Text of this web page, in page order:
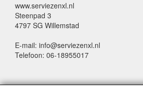
www.serviezenxl.nl
Steenpad 3
4797 SG Willemstad
E-mail: info@serviezenxl.nl
Telefoon: 06-18955017